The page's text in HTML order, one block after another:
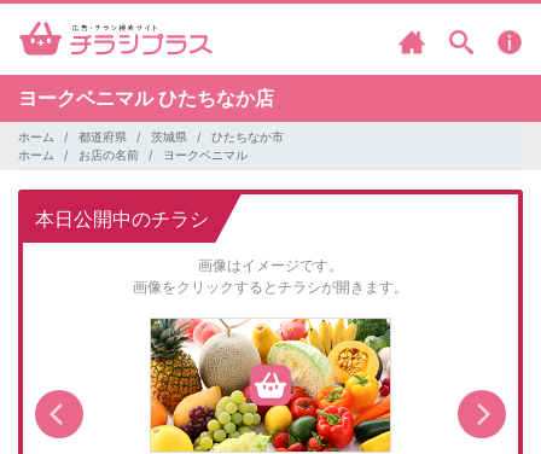
ヨークベニマルひたちなか店
ホーム 都道府県 茨城県
ひたちなか市
ホーム
お店の名前 ヨークベニマル
本日公開中のチラシ
画像はイメージです。
画像をクリックするとチラシが開きます。